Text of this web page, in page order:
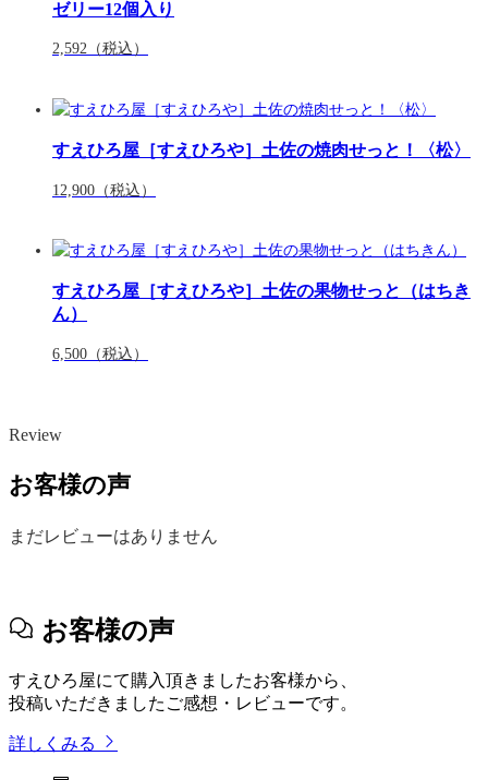
ゼリー12個入り
2,592 （税込）
すえひろ屋［すえひろや］土佐の焼肉せっと！〈松〉
12,900 （税込）
すえひろ屋［すえひろや］土佐の果物せっと（はちき
ん）
6,500 （税込）
Review
お客様の声
まだレビューはありません
お客様の声
すえひろ屋にて購入頂きましたお客様から、
投稿いただきましたご感想・レビューです。
詳しくみる